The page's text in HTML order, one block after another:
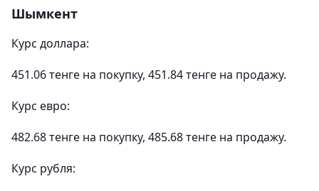
Шымкент
Курс доллара:
451.06 тенге на покупку, 451.84 тенге на продажу.
Курс евро:
482.68 тенге на покупку, 485.68 тенге на продажу.
Курс рубля: